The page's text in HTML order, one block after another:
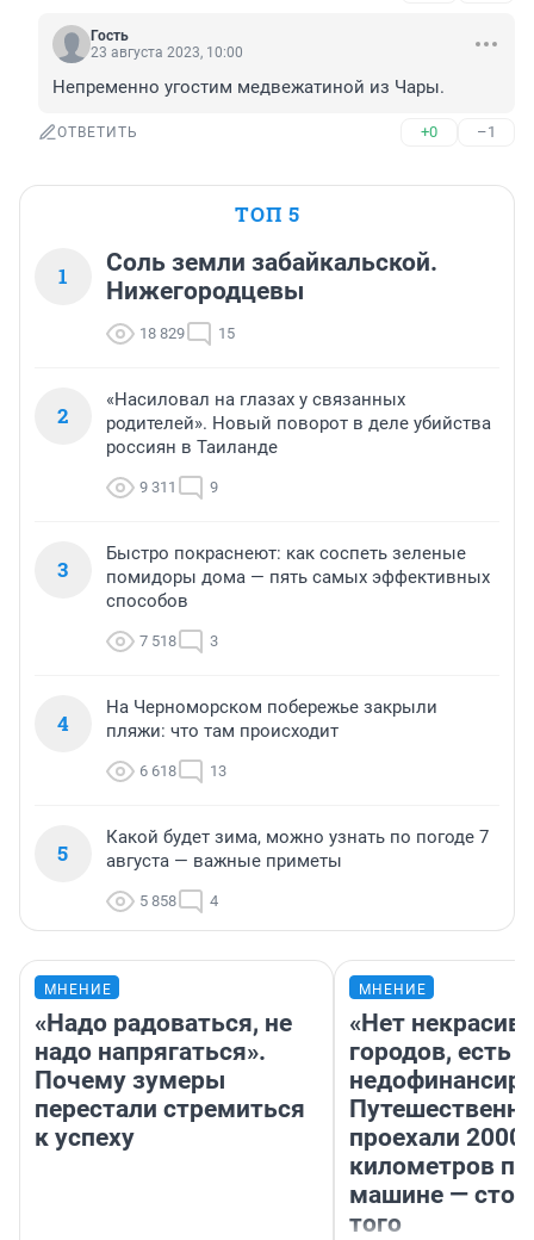
Гость
23 августа 2023, 10:00
Непременно угостим медвежатиной из Чары.
ОТВЕТИТЬ +0 –1
ТОП 5
1
Соль земли забайкальской.
Нижегородцевы
18 829 15
2
«Насиловал на глазах у связанных
родителей». Новый поворот в деле убийства
россиян в Таиланде
9 311 9
3
Быстро покраснеют: как соспеть зеленые
помидоры дома — пять самых эффективных
способов
7 518 3
4
На Черноморском побережье закрыли
пляжи: что там происходит
6 618 13
5
Какой будет зима, можно узнать по погоде 7
августа — важные приметы
5 858 4
МНЕНИЕ
«Надо радоваться, не
надо напрягаться».
Почему зумеры
перестали стремиться
к успеху
МНЕНИЕ
«Нет
городов, есть
проехали 2000
километров по
машине —
того